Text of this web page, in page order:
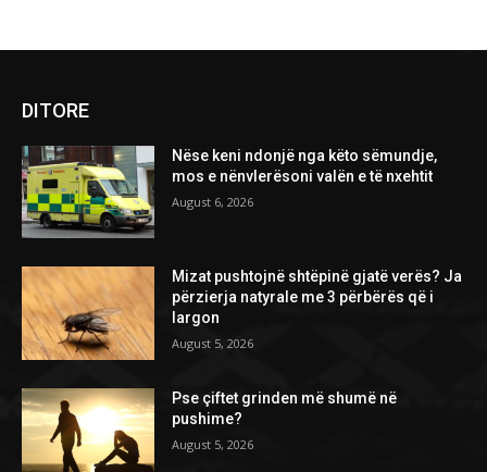
DITORE
Nëse keni ndonjë nga këto sëmundje,
mos e nënvlerësoni valën e të nxehtit
August 6, 2026
Mizat pushtojnë shtëpinë gjatë verës? Ja
përzierja natyrale me 3 përbërës që i
largon
August 5, 2026
Pse çiftet grinden më shumë në
pushime?
August 5, 2026